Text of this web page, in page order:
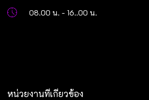
08.00 น. - 16..00 น.
หน่วยงานที่เกี่ยวข้อง